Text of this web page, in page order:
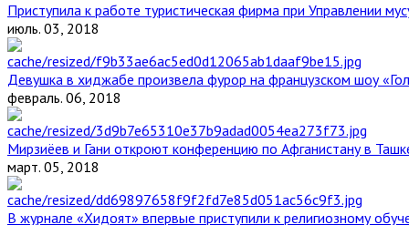
Приступила к работе туристическая фирма при Управлении
июль. 03, 2018
Девушка в хиджабе произвела фурор на французском шоу
февраль. 06, 2018
Мирзиёев и Гани откроют конференцию по Афганистану в
март. 05, 2018
В журнале «Хидоят» впервые приступили к религиозному